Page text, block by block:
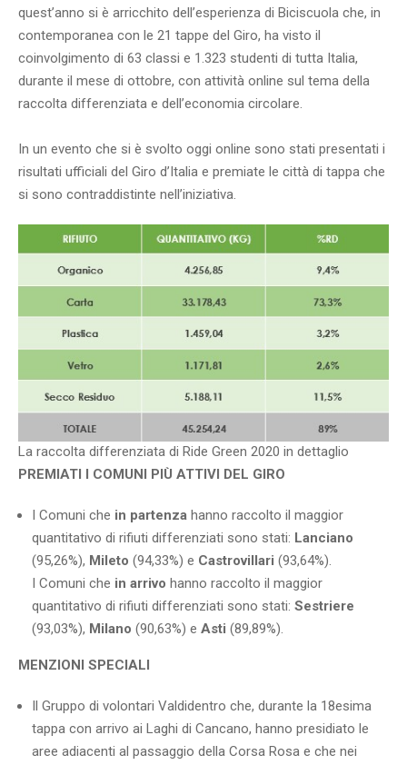
quest’anno si è arricchito dell’esperienza di Biciscuola che, in
contemporanea con le 21 tappe del Giro, ha visto il
coinvolgimento di 63 classi e 1.323 studenti di tutta Italia,
durante il mese di ottobre, con attività online sul tema della
raccolta differenziata e dell’economia circolare.
In un evento che si è svolto oggi online sono stati presentati i
risultati ufficiali del Giro d’Italia e premiate le città di tappa che
si sono contraddistinte nell’iniziativa.
La raccolta differenziata di Ride Green 2020 in dettaglio
PREMIATI I COMUNI PIÙ ATTIVI DEL GIRO
I Comuni che in partenza hanno raccolto il maggior
quantitativo di rifiuti differenziati sono stati: Lanciano
(95,26%), Mileto (94,33%) e Castrovillari (93,64%).
I Comuni che in arrivo hanno raccolto il maggior
quantitativo di rifiuti differenziati sono stati: Sestriere
(93,03%), Milano (90,63%) e Asti (89,89%).
MENZIONI SPECIALI
Il Gruppo di volontari Valdidentro che, durante la 18esima
tappa con arrivo ai Laghi di Cancano, hanno presidiato le
aree adiacenti al passaggio della Corsa Rosa e che nei